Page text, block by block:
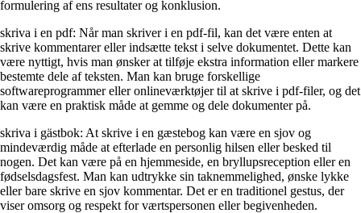
formulering af ens resultater og konklusion.
skriva i en pdf: Når man skriver i en pdf-fil, kan det være enten at
skrive kommentarer eller indsætte tekst i selve dokumentet. Dette kan
være nyttigt, hvis man ønsker at tilføje ekstra information eller markere
bestemte dele af teksten. Man kan bruge forskellige
softwareprogrammer eller onlineværktøjer til at skrive i pdf-filer, og det
kan være en praktisk måde at gemme og dele dokumenter på.
skriva i gästbok: At skrive i en gæstebog kan være en sjov og
mindeværdig måde at efterlade en personlig hilsen eller besked til
nogen. Det kan være på en hjemmeside, en bryllupsreception eller en
fødselsdagsfest. Man kan udtrykke sin taknemmelighed, ønske lykke
eller bare skrive en sjov kommentar. Det er en traditionel gestus, der
viser omsorg og respekt for værtspersonen eller begivenheden.